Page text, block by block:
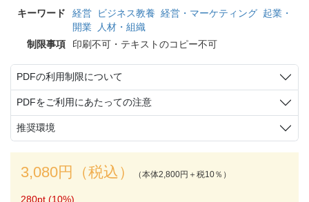
キーワード
経営 ビジネス教養 経営・マーケティング 起業・
開業
人材・組織
制限事項
印刷不可・テキストのコピー不可
PDFの利用制限について
PDFをご利用にあたっての注意
推奨環境
3,080円（税込） （本体2,800円＋税10％）
280pt (10%)